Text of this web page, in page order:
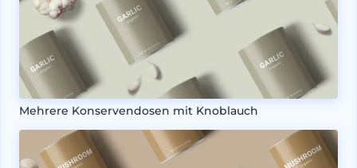
Mehrere Konservendosen mit Knoblauch